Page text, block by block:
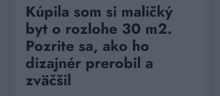
Kúpila som si maličký
byt o rozlohe 30 m2.
Pozrite sa, ako ho
dizajnér prerobil a
zväčšil